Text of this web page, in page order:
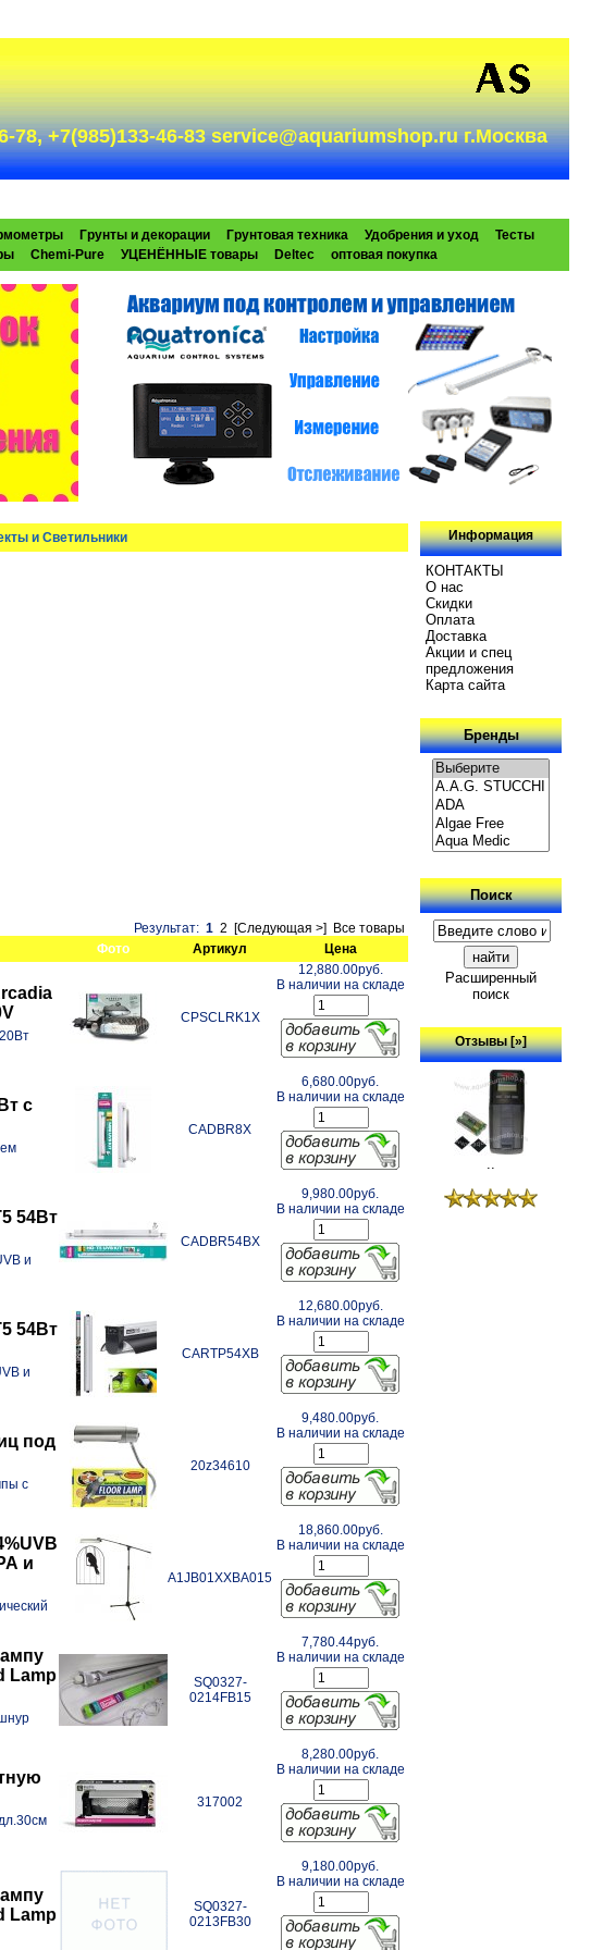
78, +7(985)133-46-83 service@aquariumshop.ru г.Москва
Грунты и декорации Грунтовая техника Удобрения и уход
Тесты
Chemi-Pure УЦЕНЁННЫЕ товары Deltec оптовая покупка
и Светильники
Результат:1 2 [Следующая >]
Все товары
Фото Артикул Цена
CPSCLRK1X
12,880.00руб.
В наличии на складе
с
CADBR8X
6,680.00руб.
В наличии на складе
54Вт
и
CADBR54BX
9,980.00руб.
В наличии на складе
54Вт
и
CARTP54XB
12,680.00руб.
В наличии на складе
под
с
20z34610
9,480.00руб.
В наличии на складе
и
A1JB01XXBA015
18,860.00руб.
В наличии на складе
Lamp
SQ0327-
0214FB15
7,780.44руб.
В наличии на складе
317002
8,280.00руб.
В наличии на складе
Lamp
SQ0327-
0213FB30
9,180.00руб.
В наличии на складе
Информация
КОНТАКТЫ
О нас
Скидки
Oплатa
Доставка
Акции и спец
предложения
Карта сайта
Бренды
Поиск
Расширенный
поиск
Отзывы [»]